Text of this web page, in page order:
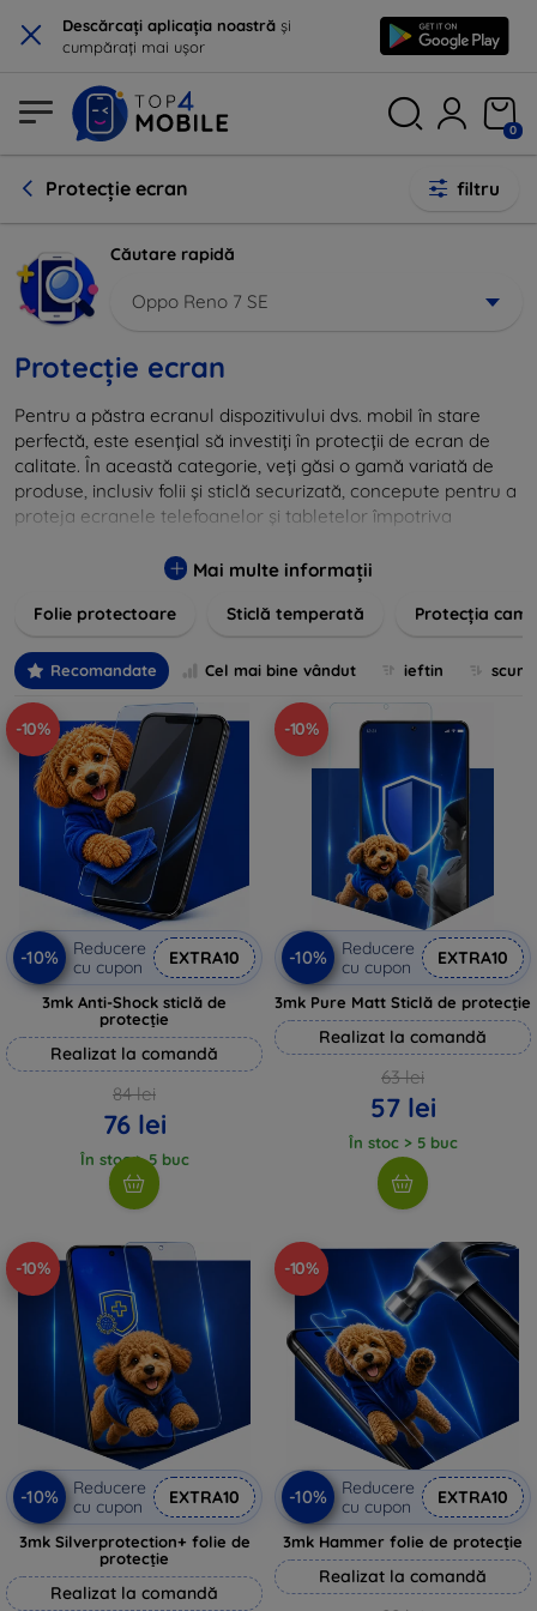
× Descărcați aplicația noastră și
cumpărați mai ușor
0
Protecție ecran filtru
Căutare rapidă
Oppo Reno 7 SE
Protecție ecran
Pentru a păstra ecranul dispozitivului dvs. mobil în stare
perfectă, este esențial să investiți în protecții de ecran de
calitate. În această categorie, veți găsi o gamă variată de
produse, inclusiv folii și sticlă securizată, concepute pentru a
proteja ecranele telefoanelor și tabletelor împotriva
fabricate din materiale durabile și sunt ușor de aplicat,
Alegeți soluția care se potrivește cel mai bine nevoilor
dispozitivului. Asigurați-vă că investiția în tehnologie rămâne
intactă și arată ca nouă mult timp cu protecțiile de ecran din
oferta noastră.
Mai multe informații
Folie protectoare Sticlă temperată Protecția
Recomandate Cel mai bine vândut ieftin
-10%
-10%
Reducere
cu cupon
EXTRA10
3mk Anti-Shock sticlă de
protecție
Realizat la comandă
84 lei
76 lei
În stoc > 5 buc
-10%
-10%
Reducere
cu cupon
EXTRA10
3mk Pure Matt Sticlă de protecție
Realizat la comandă
63 lei
57 lei
În stoc > 5 buc
-10%
-10%
Reducere
cu cupon
EXTRA10
3mk Silverprotection+ folie de
protecție
Realizat la comandă
-10%
-10%
Reducere
cu cupon
EXTRA10
3mk Hammer folie de protecție
Realizat la comandă